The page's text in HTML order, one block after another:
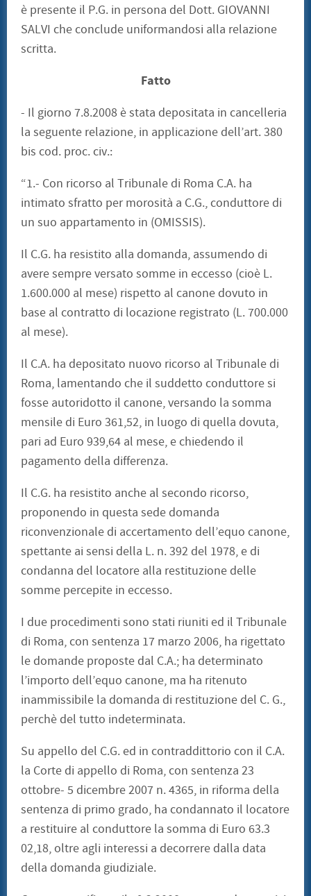
è presente il P.G. in persona del Dott. GIOVANNI
SALVI che conclude uniformandosi alla relazione
scritta.
Fatto
- Il giorno 7.8.2008 è stata depositata in cancelleria
la seguente relazione, in applicazione dell’art. 380
bis cod. proc. civ.:
“1.- Con ricorso al Tribunale di Roma C.A. ha
intimato sfratto per morosità a C.G., conduttore di
un suo appartamento in (OMISSIS).
Il C.G. ha resistito alla domanda, assumendo di
avere sempre versato somme in eccesso (cioè L.
1.600.000 al mese) rispetto al canone dovuto in
base al contratto di locazione registrato (L. 700.000
al mese).
Il C.A. ha depositato nuovo ricorso al Tribunale di
Roma, lamentando che il suddetto conduttore si
fosse autoridotto il canone, versando la somma
mensile di Euro 361,52, in luogo di quella dovuta,
pari ad Euro 939,64 al mese, e chiedendo il
pagamento della differenza.
Il C.G. ha resistito anche al secondo ricorso,
proponendo in questa sede domanda
riconvenzionale di accertamento dell’equo canone,
spettante ai sensi della L. n. 392 del 1978, e di
condanna del locatore alla restituzione delle
somme percepite in eccesso.
I due procedimenti sono stati riuniti ed il Tribunale
di Roma, con sentenza 17 marzo 2006, ha rigettato
le domande proposte dal C.A.; ha determinato
l’importo dell’equo canone, ma ha ritenuto
inammissibile la domanda di restituzione del C. G.,
perchè del tutto indeterminata.
Su appello del C.G. ed in contraddittorio con il C.A.
la Corte di appello di Roma, con sentenza 23
ottobre- 5 dicembre 2007 n. 4365, in riforma della
sentenza di primo grado, ha condannato il locatore
a restituire al conduttore la somma di Euro 63.3
02,18, oltre agli interessi a decorrere dalla data
della domanda giudiziale.